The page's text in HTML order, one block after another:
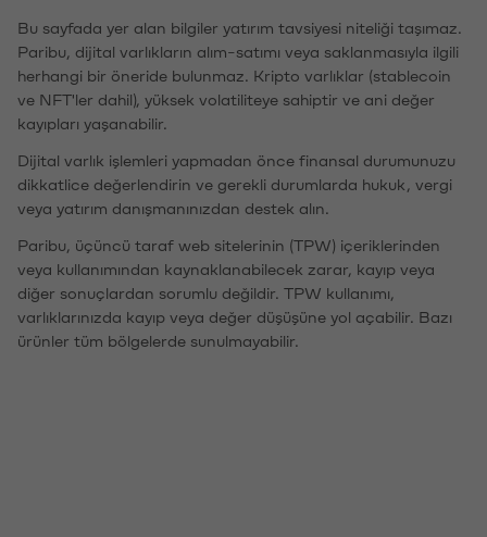
Bu sayfada yer alan bilgiler yatırım tavsiyesi niteliği taşımaz.
Paribu, dijital varlıkların alım-satımı veya saklanmasıyla ilgili
herhangi bir öneride bulunmaz. Kripto varlıklar (stablecoin
ve NFT'ler dahil), yüksek volatiliteye sahiptir ve ani değer
kayıpları yaşanabilir.
Dijital varlık işlemleri yapmadan önce finansal durumunuzu
dikkatlice değerlendirin ve gerekli durumlarda hukuk, vergi
veya yatırım danışmanınızdan destek alın.
Paribu, üçüncü taraf web sitelerinin (TPW) içeriklerinden
veya kullanımından kaynaklanabilecek zarar, kayıp veya
diğer sonuçlardan sorumlu değildir. TPW kullanımı,
varlıklarınızda kayıp veya değer düşüşüne yol açabilir. Bazı
ürünler tüm bölgelerde sunulmayabilir.